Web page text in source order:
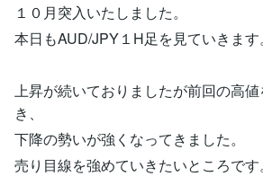
１０月突入いたしました。
本日もAUD/JPY１H足を見ていきます。
上昇が続いておりましたが前回の高
き、
下降の勢いが強くなってきました。
売り目線を強めていきたいところです。